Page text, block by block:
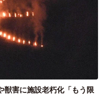
害に施設老朽化「もう限